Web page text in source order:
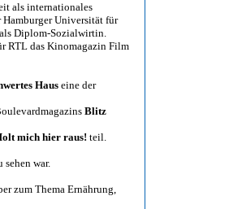
als internationales
Universität für
Diplom-Sozialwirtin.
RTL das Kinomagazin Film
Hauseine der
Blitz
mich hier raus! teil.
sehen war.
zum Thema Ernährung,